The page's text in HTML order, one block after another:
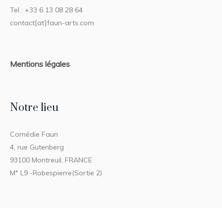
Tel : +33 6 13 08 28 64
contact[at]faun-arts.com
Mentions légales
Notre lieu
Comédie Faun
4, rue Gutenberg
93100 Montreuil, FRANCE
M° L9 -Robespierre(Sortie 2)